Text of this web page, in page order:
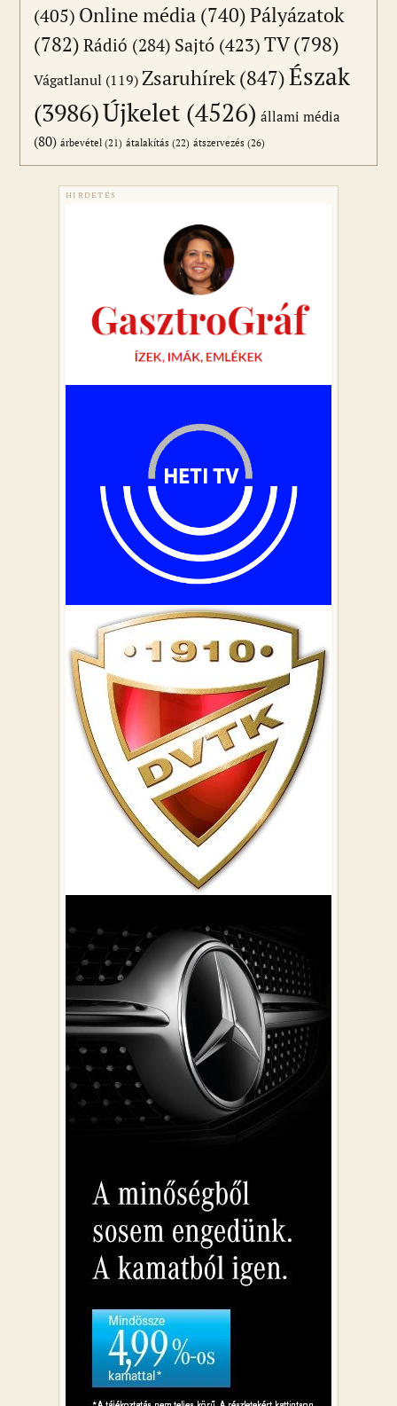
(405) Online média (740)Pályázatok
(782) Rádió (284) Sajtó (423)TV(798)
Vágatlanul (119)Zsaruhírek(847)Észak
(3986)Újkelet (4526) állami média
(80) árbevétel (21) átalakítás (22) átszervezés (26)
HIRDETÉS